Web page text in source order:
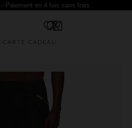
- Paiement en 4 fois sans frais
CARTE CADEAU